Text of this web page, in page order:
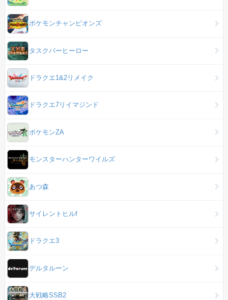
ポケモンチャンピオンズ
タスクバーヒーロー
ドラクエ1&2リメイク
ドラクエ7リイマジンド
ポケモンZA
モンスターハンターワイルズ
あつ森
サイレントヒルf
ドラクエ3
デルタルーン
大戦略SSB2